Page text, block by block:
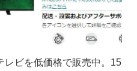
レビを低価格で販売中。15